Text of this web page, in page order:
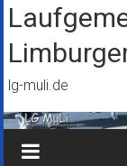
Zum
Inhalt
springen
lg-muli.de